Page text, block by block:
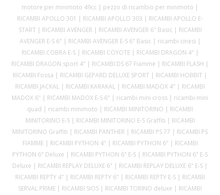
motore per minimoto 49cc | pezzo di ricambio per minimoto |
RICAMBI APOLLO 301 | RICAMBI APOLLO 303 | RICAMBI APOLLO E-
START | RICAMBI AVENGER | RICAMBI AVENGER 6" Basic | RICAMBI
AVENGER E-S 6" | RICAMBI AVENGER E-S 6" Basic | ricambi cinesi |
RICAMBI COBRA E-S | RICAMBI COYOTE | RICAMBI DRAGON 4" |
RICAMBI DRAGON sport 4" | RICAMBI DS 67 Fiamme | RICAMBI FLASH |
RICAMBI Fossa | RICAMBI GEPARD DELUXE SPORT | RICAMBI HOBBIT |
RICAMBI JACKAL | RICAMBI KARAKAL | RICAMBI MADOX 4" | RICAMBI
MADOX 6" | RICAMBI MADOX E-S 6" | ricambi mini cross | ricambi mini
quad | ricambi minimoto | RICAMBI MINITORINO | RICAMBI
MINITORINO E-S | RICAMBI MINITORINO E-S Graffiti | RICAMBI
MINITORINO Graffiti | RICAMBI PANTHER | RICAMBI PS 77 | RICAMBI PS
FIAMME | RICAMBI PYTHON 4" | RICAMBI PYTHON 6" | RICAMBI
PYTHON 6" Deluxe | RICAMBI PYTHON 6" E-S | RICAMBI PYTHON 6" E-S
Deluxe | RICAMBI REPLAY DELUXE 6" | RICAMBI REPLAY DELUXE 6" E-S |
RICAMBI REPTY 4" | RICAMBI REPTY 6" | RICAMBI REPTY E-S | RICAMBI
SERVAL PRIME | RICAMBI SIOS | RICAMBI TORINO deluxe | RICAMBI